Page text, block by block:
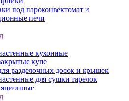
под пароконвектомат и
печи
кухонные
купе
разделочных досок и крышек
для сушки тарелок